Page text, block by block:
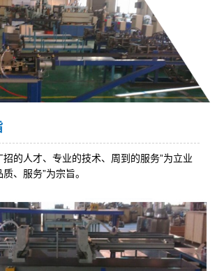
招的人才、专业的技术、周到的服务”为立业
、服务”为宗旨。